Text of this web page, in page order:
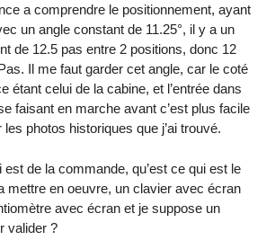
a comprendre le positionnement, ayant
un angle constant de 11.25°, il y a un
de 12.5 pas entre 2 positions, donc 12
Il me faut garder cet angle, car le coté
étant celui de la cabine, et l’entrée dans
faisant en marche avant c’est plus facile
les photos historiques que j’ai trouvé.
est de la commande, qu’est ce qui est le
mettre en oeuvre, un clavier avec écran
avec écran et je suppose un
valider ?